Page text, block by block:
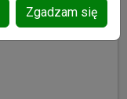
Zgadzam się